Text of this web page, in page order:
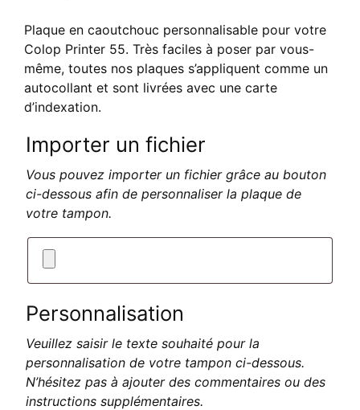
Plaque en caoutchouc personnalisable pour votre
Colop Printer 55. Très faciles à poser par vous-
même, toutes nos plaques s’appliquent comme un
autocollant et sont livrées avec une carte
d’indexation.
Importer un fichier
Vous pouvez importer un fichier grâce au bouton
ci-dessous afin de personnaliser la plaque de
votre tampon.
Personnalisation
Veuillez saisir le texte souhaité pour la
personnalisation de votre tampon ci-dessous.
N’hésitez pas à ajouter des commentaires ou des
instructions supplémentaires.